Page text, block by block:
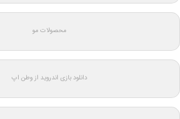
محصولات مو
دانلود بازی اندروید از وطن اپ